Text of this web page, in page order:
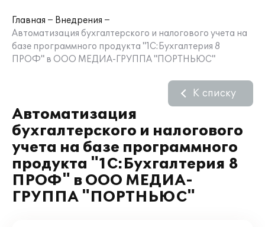
Главная
Внедрения
Автоматизация бухгалтерского и налогового учета на
базе программного продукта "1С:Бухгалтерия 8
ПРОФ" в ООО МЕДИА-ГРУППА "ПОРТНЬЮС"
Автоматизация
бухгалтерского и налогового
учета на базе программного
продукта "1С:Бухгалтерия 8
ПРОФ" в ООО МЕДИА-
ГРУППА "ПОРТНЬЮС"
К списку